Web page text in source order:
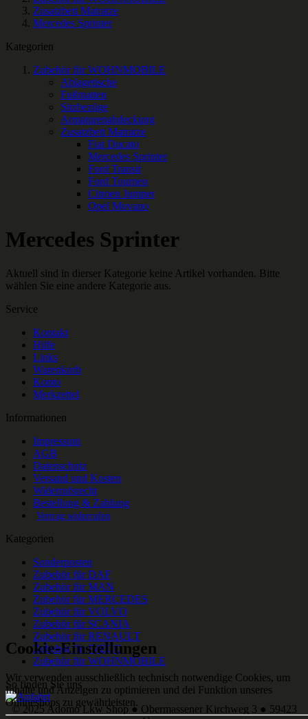
Zusatzbett Matratze
Mercedes Sprinter
Kategorien
Zubehör für WOHNMOBILE
Ablagetische
Fußmatten
Sitzbezüge
Armaturenabdeckung
Zusatzbett Matratze
Fiat Ducato
Mercedes Sprinter
Ford Transit
Ford Tourneo
Citroen Jumper
Opel Movano
Mercedes Sprinter
Aktuell sind in dierser Kategorie keine Artikel vorhanden. Bitte
wählen Sie eine andere Kategorie aus.
Service
Kontakt
Hilfe
Links
Warenkorb
Konto
Merkzettel
Informationen
Impressum
AGB
Datenschutz
Versand und Kosten
Widerrufsrecht
Bestellung & Zahlung
Vertrag widerrufen
Kategorien
Sonderposten
Zubehör für DAF
Zubehör für MAN
Zubehör für MERCEDES
Zubehör für VOLVO
Zubehör für SCANIA
Zubehör für RENAULT
Zubehör für IVECO
Zubehör für WOHNMOBILE
So finden Sie uns
© 2025 Adomo Lkw Shop ● Obermassener Kirchweg 3 ● 59423
Cookie-Einstellungen
Wir verwenden ausschließlich technisch notwendige Cookies, um
Inhalte und Anzeigen zu optimieren und dei Funktion unseres
Onlineshops zu gewährleisten.